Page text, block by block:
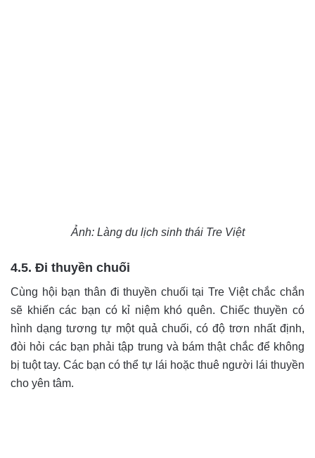
Ảnh: Làng du lịch sinh thái Tre Việt
4.5. Đi thuyền chuối
Cùng hội bạn thân đi thuyền chuối tại Tre Việt chắc chắn
sẽ khiến các bạn có kỉ niệm khó quên. Chiếc thuyền có
hình dạng tương tự một quả chuối, có độ trơn nhất định,
đòi hỏi các bạn phải tập trung và bám thật chắc để không
bị tuột tay. Các bạn có thể tự lái hoặc thuê người lái thuyền
cho yên tâm.